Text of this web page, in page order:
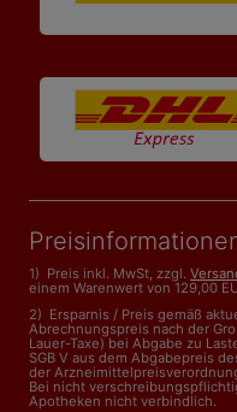
1) Preis inkl. MwSt, zzgl.
einem Warenwert von 129,00
2) Ersparnis / Preis gemäß
Abrechnungspreis nach der
Lauer-Taxe) bei Abgabe zu
SGB V aus dem Abgabepreis
der
Bei nicht
Apotheken nicht verbindlich.